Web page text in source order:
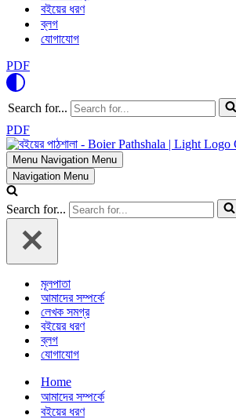
বইয়ের ধরণ
ব্লগ
যোগাযোগ
PDF
Search for...
PDF
Menu Navigation Menu
Navigation Menu
Search for...
মূলপাতা
আমাদের সম্পর্কে
লেখক সমগ্র
বইয়ের ধরণ
ব্লগ
যোগাযোগ
Home
আমাদের সম্পর্কে
বইয়ের ধরণ